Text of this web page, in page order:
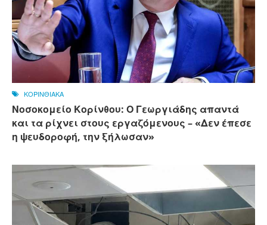
ΚΟΡΙΝΘΙΑΚΑ
Νοσοκομείο Κορίνθου: Ο Γεωργιάδης απαντά
και τα ρίχνει στους εργαζόμενους – «Δεν έπεσε
η ψευδοροφή, την ξήλωσαν»